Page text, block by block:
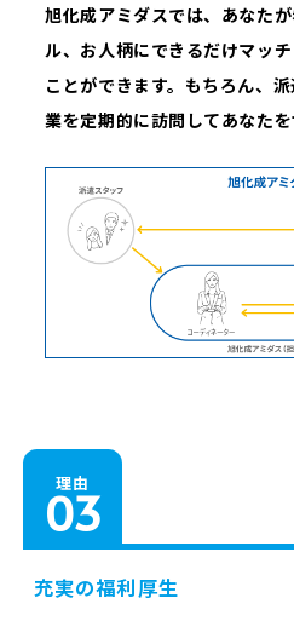
旭化成アミダスでは、あなた
ル、お人柄にできるだけマッ
ことができます。もちろん、
業を定期的に訪問してあなたを
理由
充実の福利厚生